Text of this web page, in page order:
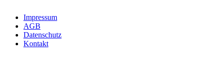
Impressum
AGB
Datenschutz
Kontakt